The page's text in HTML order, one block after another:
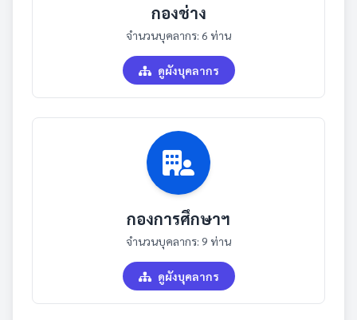
กองช่าง
จำนวนบุคลากร: 6 ท่าน
ดูผังบุคลากร
กองการศึกษาฯ
จำนวนบุคลากร: 9 ท่าน
ดูผังบุคลากร